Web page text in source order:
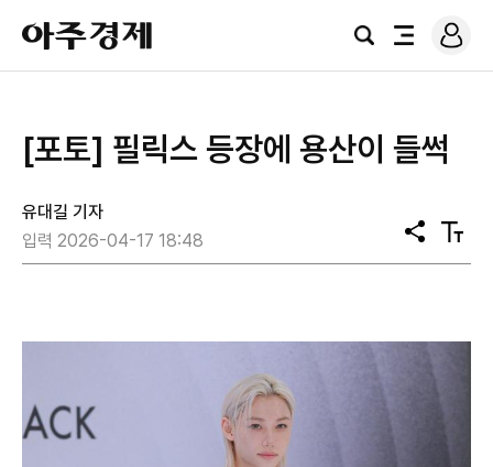
아
주
경
검
전
로
그
[포토] 필릭스 등장에 용산이 들썩
유대길 기자
입력 2026-04-17 18:48
공
유
텍
스